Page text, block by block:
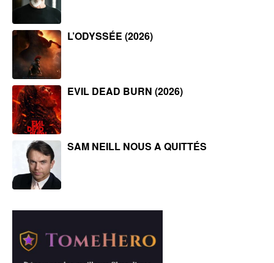
L’ODYSSÉE (2026)
EVIL DEAD BURN (2026)
SAM NEILL NOUS A QUITTÉS